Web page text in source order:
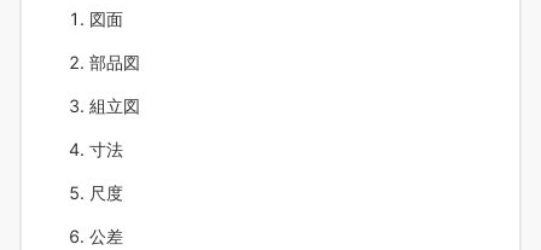
図面
部品図
組立図
寸法
尺度
公差